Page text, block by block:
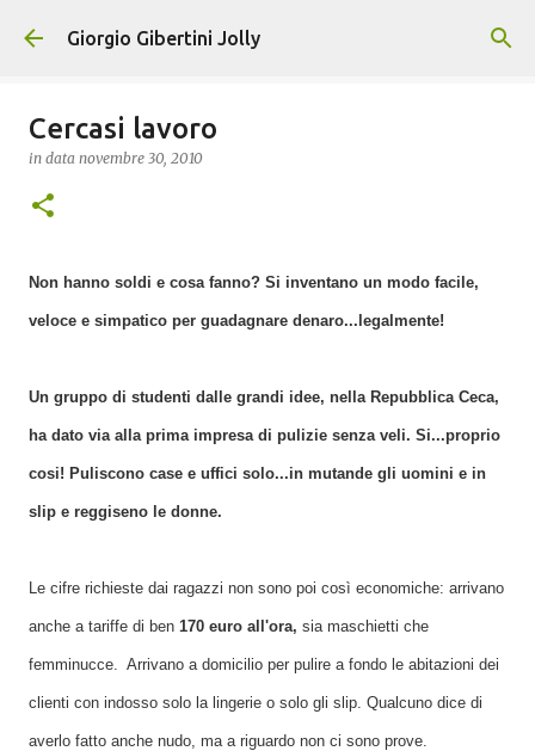
Passa ai contenuti principali
Giorgio Gibertini Jolly
Cercasi lavoro
in data novembre 30, 2010
Non hanno soldi e cosa fanno? Si inventano un modo facile,
veloce e simpatico per guadagnare denaro...legalmente!
Un gruppo di studenti dalle grandi idee, nella Repubblica Ceca,
ha dato via alla prima impresa di pulizie senza veli. Si...proprio
cosi! Puliscono case e uffici solo...in mutande gli uomini e in
slip e reggiseno le donne.
Le cifre richieste dai ragazzi non sono poi così economiche: arrivano
anche a tariffe di ben 170 euro all'ora, sia maschietti che
femminucce. Arrivano a domicilio per pulire a fondo le abitazioni dei
clienti con indosso solo la lingerie o solo gli slip. Qualcuno dice di
averlo fatto anche nudo, ma a riguardo non ci sono prove.